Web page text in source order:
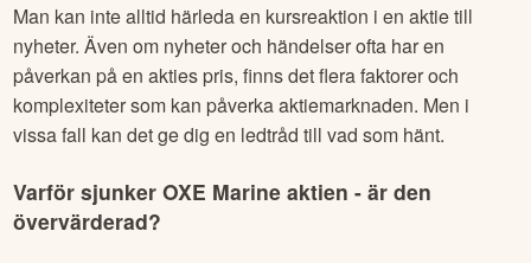
Man kan inte alltid härleda en kursreaktion i en aktie till
nyheter. Även om nyheter och händelser ofta har en
påverkan på en akties pris, finns det flera faktorer och
komplexiteter som kan påverka aktiemarknaden. Men i
vissa fall kan det ge dig en ledtråd till vad som hänt.
Varför sjunkerOXE Marine aktien - är den
övervärderad?